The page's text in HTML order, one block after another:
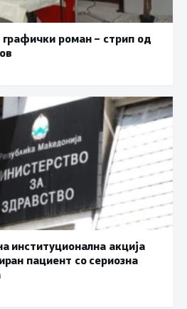
роман – стрип од
институционална акција
пациент со сериозна